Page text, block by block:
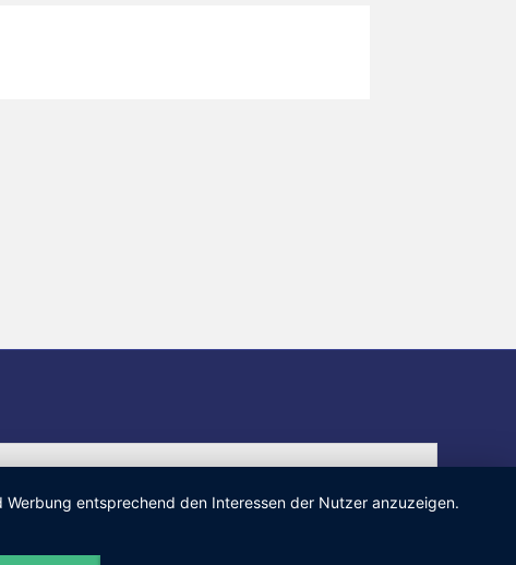
entsprechend den Interessen der Nutzer anzuzeigen.